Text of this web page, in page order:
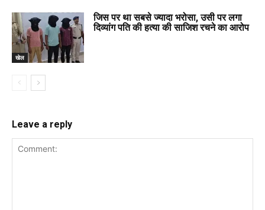
खेल
जिस पर था सबसे ज्यादा भरोसा, उसी पर लगा
दिव्यांग पति की हत्या की साजिश रचने का आरोप
Leave a reply